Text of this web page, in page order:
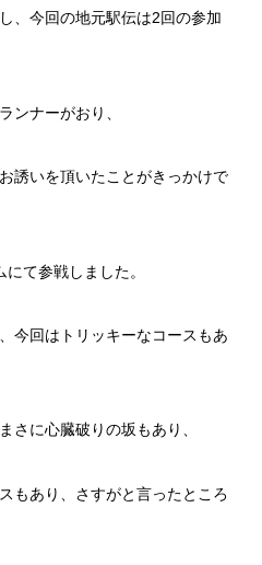
、今回の地元駅伝は2回の参加
ンナーがおり、
誘いを頂いたことがきっかけで
て参戦しました。
今回はトリッキーなコースもあ
さに心臓破りの坂もあり、
もあり、さすがと言ったところ